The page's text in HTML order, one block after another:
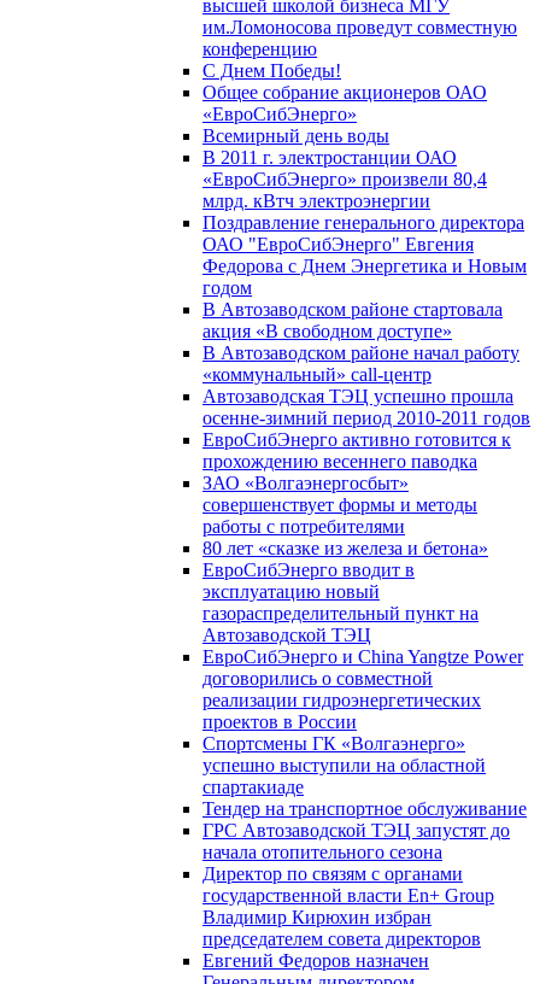
высшей школой бизнеса МГУ
им.Ломоносова проведут совместную
конференцию
С Днем Победы!
Общее собрание акционеров ОАО
«ЕвроСибЭнерго»
Всемирный день воды
В 2011 г. электростанции ОАО
«ЕвроСибЭнерго» произвели 80,4
млрд. кВтч электроэнергии
Поздравление генерального директора
ОАО "ЕвроСибЭнерго" Евгения
Федорова с Днем Энергетика и Новым
годом
В Автозаводском районе стартовала
акция «В свободном доступе»
В Автозаводском районе начал работу
«коммунальный» call-центр
Автозаводская ТЭЦ успешно прошла
осенне-зимний период 2010-2011 годов
ЕвроСибЭнерго активно готовится к
прохождению весеннего паводка
ЗАО «Волгаэнергосбыт»
совершенствует формы и методы
работы с потребителями
80 лет «сказке из железа и бетона»
ЕвроСибЭнерго вводит в
эксплуатацию новый
газораспределительный пункт на
Автозаводской ТЭЦ
ЕвроСибЭнерго и China Yangtze Power
договорились о совместной
реализации гидроэнергетических
проектов в России
Спортсмены ГК «Волгаэнерго»
успешно выступили на областной
спартакиаде
Тендер на транспортное обслуживание
ГРС Автозаводской ТЭЦ запустят до
начала отопительного сезона
Директор по связям с органами
государственной власти En+ Group
Владимир Кирюхин избран
председателем совета директоров
Евгений Федоров назначен